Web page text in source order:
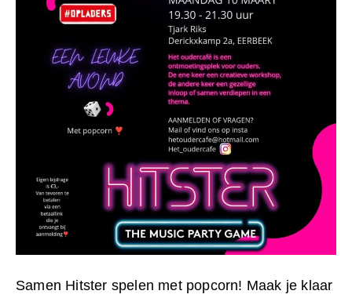
Samen Hitster spelen met popcorn! Maak je klaar